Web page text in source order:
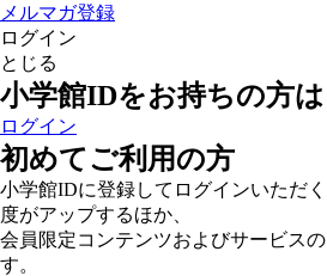
メルマガ登録
ログイン
とじる
小学館IDをお持ちの方
ログイン
初めてご利用の方
小学館IDに登録してログインいただ
度がアップするほか、
会員限定コンテンツおよびサービス
す。